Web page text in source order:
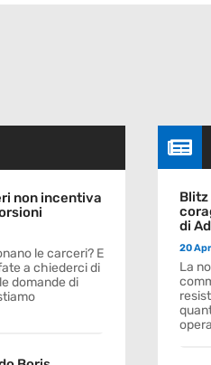
non incentiva
le carceri? E
a chiederci di
domande di

Blitz
di
20
La